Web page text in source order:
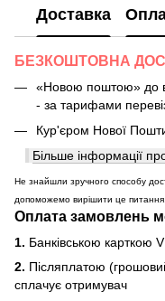
Доставка
БЕЗКОШТОВНА
«Новою поштою» до
- за тарифами
Кур'єром Нової
Більше інформації
Не знайшли зручного способу
допоможемо вирішити це питання.
Оплата замовлень
1. Банківською карткою
2. Післяплатою
сплачує отримувач